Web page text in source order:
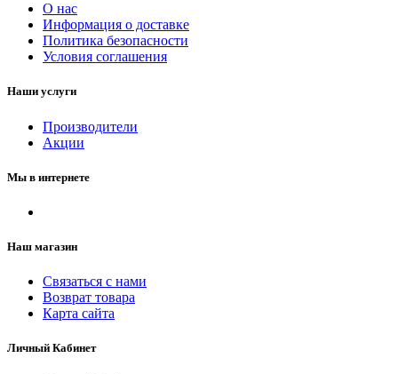
О нас
Информация о доставке
Политика безопасности
Условия соглашения
Наши услуги
Производители
Акции
Мы в интернете
Наш магазин
Связаться с нами
Возврат товара
Карта сайта
Личный Кабинет